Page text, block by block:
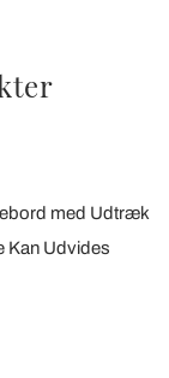
med Udtræk
Kan Udvides